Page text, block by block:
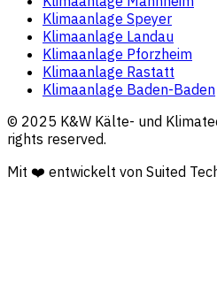
Klimaanlage Speyer
Klimaanlage Landau
Klimaanlage Pforzheim
Klimaanlage Rastatt
Klimaanlage Baden-Baden
© 2025 K&W Kälte- und
rights reserved.
Mit ❤️ entwickelt von Suited